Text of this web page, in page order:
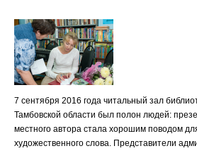
7 сентября 2016 года читальный зал
Тамбовской области был полон людей:
местного автора стала хорошим поводом
художественного слова. Представители